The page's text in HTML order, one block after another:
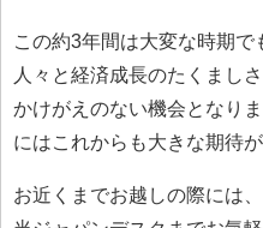
この約3年間は大変な時期
人々と経済成長のたくまし
かけがえのない機会となり
にはこれからも大きな期待が
お近くまでお越しの際には